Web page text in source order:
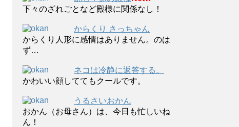
下々のざれごとなど殿様に関係なし！
からくり さっちゃん
からくり人形に感情はありません。のは
ず…
ネコは冷静に返答する。
かわいい顔しててもクールです。
うるさいおかん
おかん（お母さん）は、今日も忙しいね
ん！